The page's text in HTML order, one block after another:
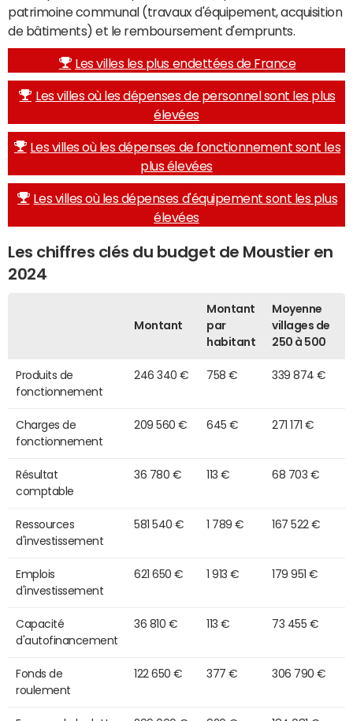
patrimoine communal (travaux d'équipement, acquisition
de bâtiments) et le remboursement d'emprunts.
Les villes les plus endettées de France
Les villes où les dépenses de personnel sont les plus
élevées
Les villes où les dépenses de fonctionnement sont les
plus élevées
Les villes où les dépenses d'équipement sont les plus
élevées
Les chiffres clés du budget de Moustier en
2024
Montant
Montant
par
habitant
Moyenne
villages de
250 à 500
Produits de
fonctionnement
246 340 € 758 € 339 874 €
Charges de
fonctionnement
209 560 € 645 € 271 171 €
Résultat
comptable
36 780 € 113 € 68 703 €
Ressources
d'investissement
581 540 € 1 789 € 167 522 €
Emplois
d'investissement
621 650 € 1 913 € 179 951 €
Capacité
d'autofinancement
36 810 € 113 € 73 455 €
Fonds de
roulement
122 650 € 377 € 306 790 €